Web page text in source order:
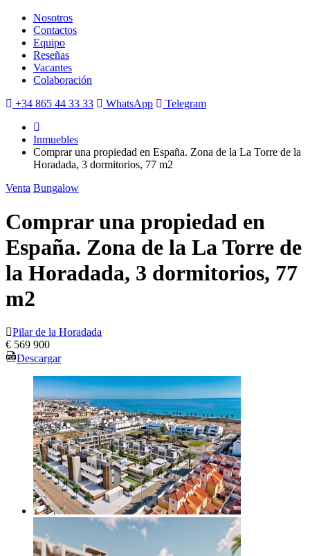
Nosotros
Contactos
Equipo
Reseñas
Vacantes
Colaboración
+34 865 44 33 33
WhatsApp Telegram
Inmuebles
Comprar una propiedad en España. Zona de la La Torre de la
Horadada, 3 dormitorios, 77 m2
Venta Bungalow
Comprar una propiedad en
España. Zona de la La Torre de
la Horadada, 3 dormitorios, 77
m2
Pilar de la Horadada
€ 569 900
Descargar